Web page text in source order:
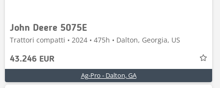
John Deere 5075E
Trattori compatti • 2024 • 475h • Dalton, Georgia, US
43.246 EUR
Ag-Pro - Dalton, GA